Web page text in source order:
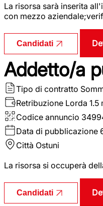
La risorsa sarà inserita
con mezzo
Candidati
Addetto/a
Tipo di contratto
Retribuzione Lorda 1.5
Codice annuncio
Data di pubblicazione
Città Ostuni
La risorsa si occuperà
Candidati